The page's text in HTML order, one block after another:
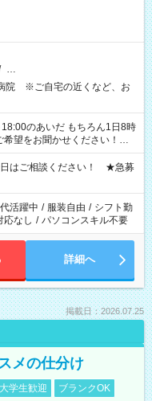
…
院 ※ご自宅の近くなど、お
のあいだ もちろん1日8時
希望をお聞かせください！★
遠慮なくご相談ください。
です
日はご相談ください！ ★急募
活躍中 / 服装自由 / シフト勤
応なし / パソコンスキル不要
詳細へ
掲載日：2026.07.25
メの仕分け
大学生歓迎 ブランクOK